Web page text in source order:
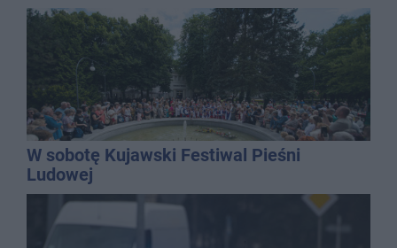
W sobotę Kujawski Festiwal Pieśni
Ludowej